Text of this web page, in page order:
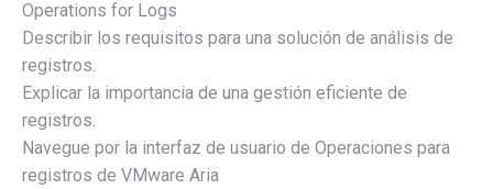
Operations for Logs
Describir los requisitos para una solución de análisis de
registros.
Explicar la importancia de una gestión eficiente de
registros.
Navegue por la interfaz de usuario de Operaciones para
registros de VMware Aria